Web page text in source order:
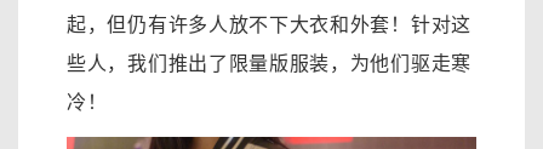
起，但仍有许多人放不下大衣和外套！针对这
些人，我们推出了限量版服装，为他们驱走寒
冷！